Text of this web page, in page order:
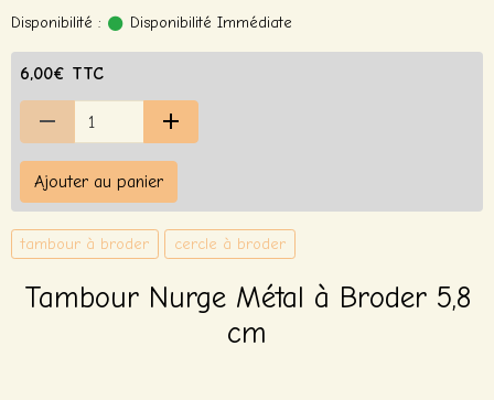
Disponibilité : Disponibilité Immédiate
6,00€ TTC
Ajouter au panier
tambour à broder cercle à broder
Tambour Nurge Métal à Broder 5,8
cm